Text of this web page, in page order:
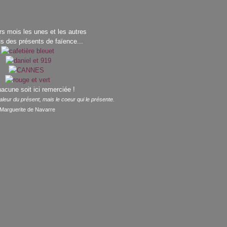
mois les unes et les autres
des présents de faïence...
soit ici remerciée !
du présent, mais le coeur qui le présente.
Marguerite de Navarre